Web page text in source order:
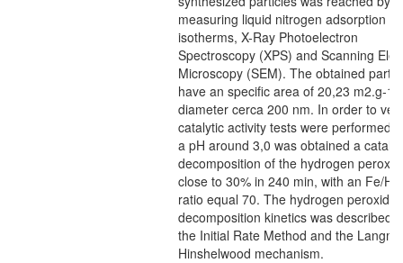
measuring liquid nitrogen adsorption
isotherms, X-Ray Photoelectron
Spectroscopy (XPS) and Scanning
Microscopy (SEM). The obtained
have an specific area of 20,23 m2.g-1
diameter cerca 200 nm. In order to
catalytic activity tests were performed.
a pH around 3,0 was obtained a
decomposition of the hydrogen
close to 30% in 240 min, with an Fe/
ratio equal 70. The hydrogen peroxide
decomposition kinetics was described
the Initial Rate Method and the
Hinshelwood mechanism.